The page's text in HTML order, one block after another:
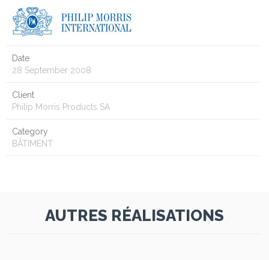
Date
28 September 2008
Client
Philip Morris Products SA
Category
BÂTIMENT
AUTRES RÉALISATIONS